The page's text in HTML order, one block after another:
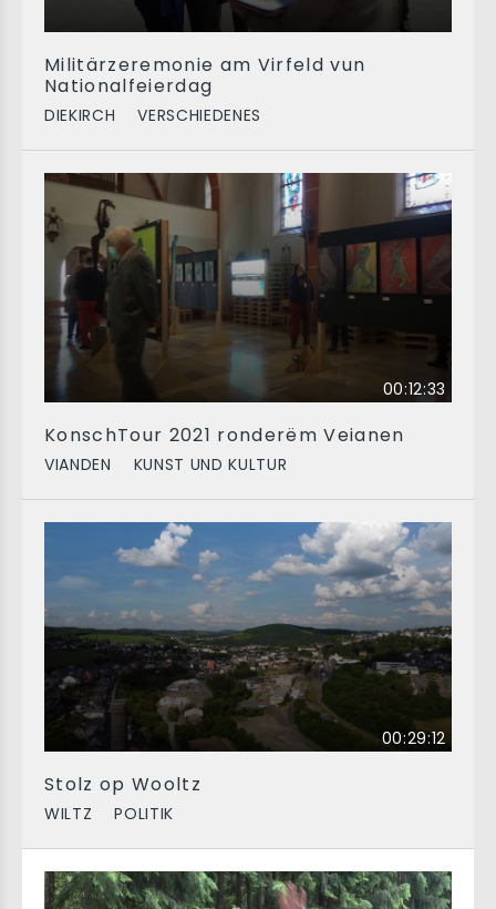
Militärzeremonie am Virfeld vun
Nationalfeierdag
DIEKIRCH VERSCHIEDENES
00:12:33
KonschTour 2021 ronderëm Veianen
VIANDEN KUNST UND KULTUR
00:29:12
Stolz op Wooltz
WILTZ POLITIK